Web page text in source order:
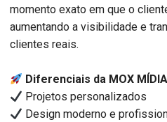
momento exato em que o
aumentando a visibilidade e
clientes reais.
Diferenciais da MOX MÍDIA
Projetos personalizados
Design moderno e